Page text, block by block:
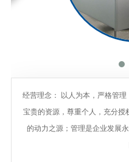
经营理念： 以人为本，严格管
宝贵的资源，尊重个人，充分授
的动力之源；管理是企业发展